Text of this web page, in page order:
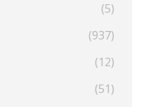
(5)
(937)
(12)
(51)